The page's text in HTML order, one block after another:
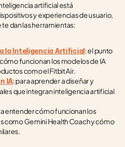
artificial está
y experiencias de usuario,
dan las herramientas:
la Inteligencia Artificial: el punto
funcionan los modelos de IA
como el Fitbit Air.
IA: para aprender a diseñar y
que integran inteligencia artificial
entender cómo funcionan los
como Gemini Health Coach y cómo